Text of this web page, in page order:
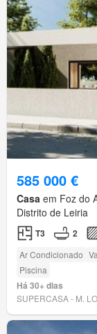
585 000 €
Casa em Foz do
Distrito de Leiria
T3 2
Ar Condicionado
Piscina
Há 30+ dias